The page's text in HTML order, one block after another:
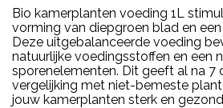
Bio kamerplanten voeding 1L
vorming van diepgroen blad en
Deze uitgebalanceerde voeding
natuurlijke voedingsstoffen en een
sporenelementen. Dit geeft al na 7
vergelijking met niet-bemeste
jouw kamerplanten sterk en